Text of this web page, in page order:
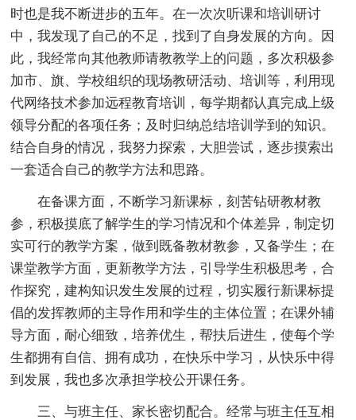
时也是我不断进步的五年。在一次次听课和培训研讨
中，我发现了自己的不足，找到了自身发展的方向。因
此，我经常向其他教师请教教学上的问题，多次积极参
加市、旗、学校组织的现场教研活动、培训等，利用现
代网络技术参加远程教育培训，每学期都认真完成上级
领导分配的各项任务；及时归纳总结培训学到的知识。
结合自身的情况，我努力探索，大胆尝试，逐步摸索出
一套适合自己的教学方法和思路。
在备课方面，不断学习新课标，刻苦钻研教材教
参，积极摸底了解学生的学习情况和个体差异，制定切
实可行的教学方案，做到既备教材教参，又备学生；在
课堂教学方面，更新教学方法，引导学生积极思考，合
作探究，建构知识发生发展的过程，切实履行新课标提
倡的发挥教师的主导作用和学生的主体位置；在课外辅
导方面，耐心细致，培养优生，帮扶后进生，使每个学
生都拥有自信、拥有成功，在快乐中学习，从快乐中得
到发展，我也多次承担学校公开课任务。
三、与班主任、家长密切配合。经常与班主任互相